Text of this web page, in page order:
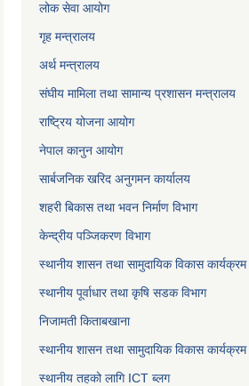
लोक सेवाआयोग
गृह मन्त्रालय
अर्थ मन्त्रालय
संघीय मामिला तथा सामान्य प्रशासन मन्त्रालय
राष्ट्रिय योजना आयोग
नेपाल कानुन आयोग
सार्बजनिक खरिद अनुगमन कार्यालय
शहरी बिकास तथा भवन निर्माण विभाग
केन्द्रीय पञ्जिकरण विभाग
स्थानीय शासन तथा सामुदायिक विकास कार्यक्रम
स्थानीय पूर्वाधार तथा कृषि सडक विभाग
निजामती किताबखाना
स्थानीय शासन तथा सामुदायिक विकास कार्यक्रम
स्थानीय तहको लागि ICT ब्लग